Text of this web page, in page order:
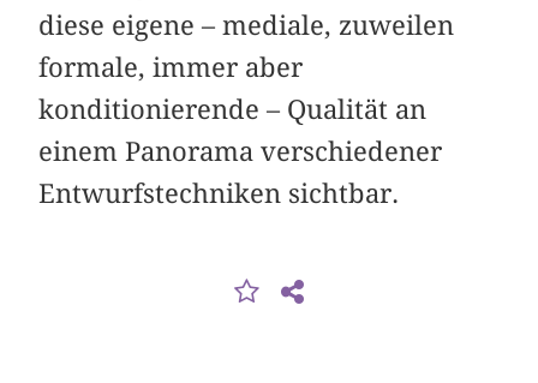
diese eigene – mediale, zuweilen
formale, immer aber
konditionierende – Qualität an
einem Panorama verschiedener
Entwurfstechniken sichtbar.